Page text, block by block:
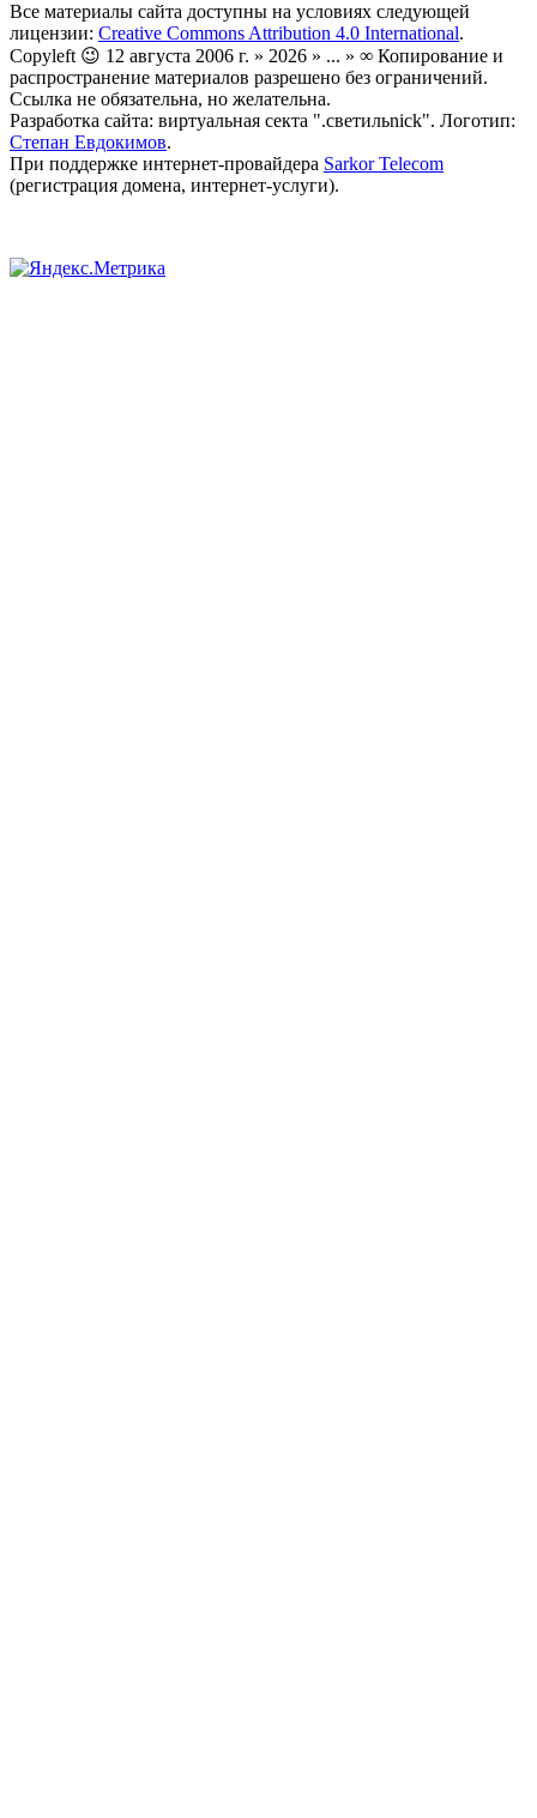
Все материалы сайта доступны на условиях следующей
лицензии: Creative Commons Attribution 4.0 International.
Copyleft 😉 12 августа 2006 г. » 2026 » ... » ∞ Копирование и
распространение материалов разрешено без ограничений.
Ссылка не обязательна, но желательна.
Разработка сайта: виртуальная секта ".светильnick". Логотип:
Степан Евдокимов.
При поддержке интернет-провайдера Sarkor Telecom
(регистрация домена, интернет-услуги).